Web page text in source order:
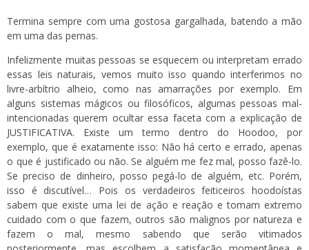
Termina sempre com uma gostosa gargalhada, batendo a mão
em uma das pernas.
Infelizmente muitas pessoas se esquecem ou interpretam errado
essas leis naturais, vemos muito isso quando interferimos no
livre-arbítrio alheio, como nas amarrações por exemplo. Em
alguns sistemas mágicos ou filosóficos, algumas pessoas mal-
intencionadas querem ocultar essa faceta com a explicação de
JUSTIFICATIVA. Existe um termo dentro do Hoodoo, por
exemplo, que é exatamente isso: Não há certo e errado, apenas
o que é justificado ou não. Se alguém me fez mal, posso fazê-lo.
Se preciso de dinheiro, posso pegá-lo de alguém, etc. Porém,
isso é discutível… Pois os verdadeiros feiticeiros hoodoístas
sabem que existe uma lei de ação e reação e tomam extremo
cuidado com o que fazem, outros são malignos por natureza e
fazem o mal, mesmo sabendo que serão vitimados